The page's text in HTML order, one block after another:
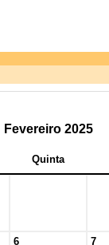
Fevereiro 2025
Quinta
6 7